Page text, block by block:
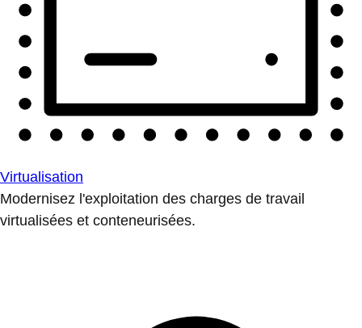
Virtualisation
Modernisez l'exploitation des charges de travail
virtualisées et conteneurisées.